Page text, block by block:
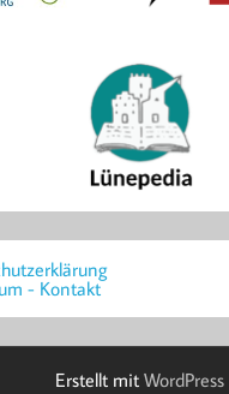
- Kontakt
Erstellt mitWordPress